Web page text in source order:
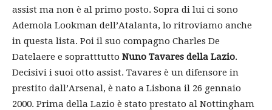
assist ma non è al primo posto. Sopra di lui ci sono
Ademola Lookman dell’Atalanta, lo ritroviamo anche
in questa lista. Poi il suo compagno Charles De
Datelaere e sopratttutto Nuno Tavares della Lazio.
Decisivi i suoi otto assist. Tavares è un difensore in
prestito dall’Arsenal, è nato a Lisbona il 26 gennaio
2000. Prima della Lazio è stato prestato al Nottingham